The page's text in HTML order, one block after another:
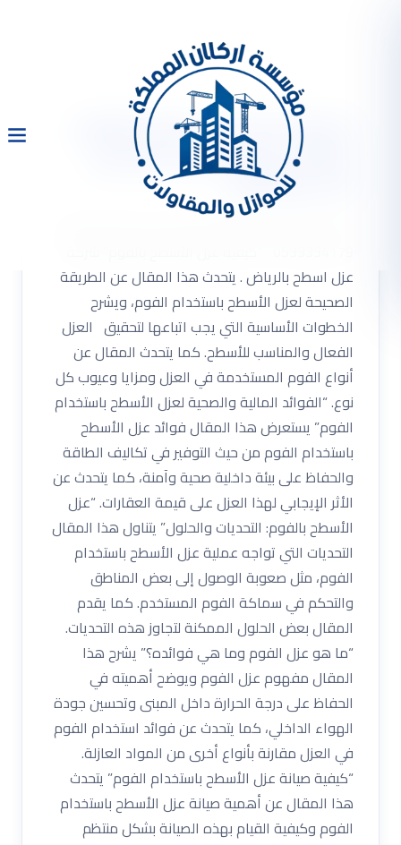
كيفية عزل الاسطح بالفوم
شركة عزل اسطح بالرياض
0533334179
كيفية عزل الاسطح بالفوم شركة عزل اسطح بالرياض
عزل اسطح بالرياض . يتحدث هذا المقال عن الطريقة
الصحيحة لعزل الأسطح باستخدام الفوم، ويشرح
الخطوات الأساسية التي يجب اتباعها لتحقيق العزل
الفعال والمناسب للأسطح. كما يتحدث المقال عن
أنواع الفوم المستخدمة في العزل ومزايا وعيوب كل
نوع. “الفوائد المالية والصحية لعزل الأسطح باستخدام
الفوم” يستعرض هذا المقال فوائد عزل الأسطح
باستخدام الفوم من حيث التوفير في تكاليف الطاقة
والحفاظ على بيئة داخلية صحية وآمنة، كما يتحدث عن
الأثر الإيجابي لهذا العزل على قيمة العقارات. “عزل
الأسطح بالفوم: التحديات والحلول” يتناول هذا المقال
التحديات التي تواجه عملية عزل الأسطح باستخدام
الفوم، مثل صعوبة الوصول إلى بعض المناطق
والتحكم في سماكة الفوم المستخدم. كما يقدم
المقال بعض الحلول الممكنة لتجاوز هذه التحديات.
“ما هو عزل الفوم وما هي فوائده؟” يشرح هذا
المقال مفهوم عزل الفوم ويوضح أهميته في
الحفاظ على درجة الحرارة داخل المبنى وتحسين جودة
الهواء الداخلي، كما يتحدث عن فوائد استخدام الفوم
في العزل مقارنة بأنواع أخرى من المواد العازلة.
“كيفية صيانة عزل الأسطح باستخدام الفوم” يتحدث
هذا المقال عن أهمية صيانة عزل الأسطح باستخدام
الفوم وكيفية القيام بهذه الصيانة بشكل منتظم